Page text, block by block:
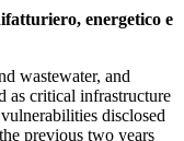
energetico e
wastewater, and
as critical infrastructure
disclosed
previous two years